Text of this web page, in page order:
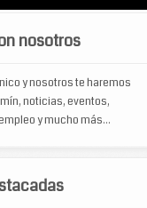
nosotros
y nosotros te haremos
noticias, eventos,
y mucho más...